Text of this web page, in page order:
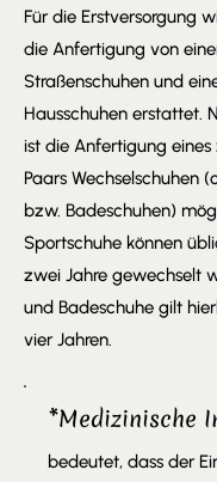
Für die Erstversorgung
die Anfertigung von
Straßenschuhen und
Hausschuhen erstattet.
ist die Anfertigung
Paars Wechselschuhen
bzw. Badeschuhen)
Sportschuhe können
zwei Jahre gewechselt
und Badeschuhe gilt
vier Jahren.
*Medizinische
bedeutet, dass der